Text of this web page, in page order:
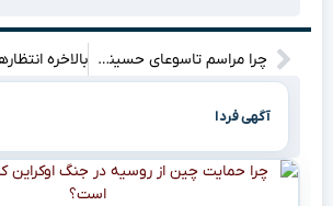
چرا مراسم تاسوعای حسینی در حسینیه امام خمینی قلب‌ها را به لرزه درمی‌آورد؟
آگهی فردا